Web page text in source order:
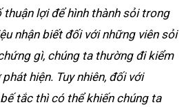
thuận lợi để hình thành sỏi trong
nhận biết đối với những viên sỏi
gì, chúng ta thường đi kiểm
hiện. Tuy nhiên, đối với
tắc thì có thể khiến chúng ta